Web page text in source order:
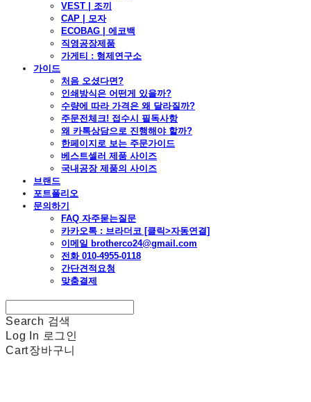
VEST | 조끼
CAP | 모자
ECOBAG | 에코백
직영공장제품
가게티 : 형제연구소
가이드
처음 오셨다면?
인쇄방식은 어떤게 있을까?
수량에 따라 가격은 왜 달라질까?
주문전체크! 접수시 필독사항
왜 카톡상담으로 진행해야 할까?
한페이지로 보는 주문가이드
베스트셀러 제품 사이즈
국내공장 제품의 사이즈
브랜드
포트폴리오
문의하기
FAQ 자주묻는질문
카카오톡 : 브라더코 [클릭>자동연결]
이메일 brotherco24@gmail.com
전화 010-4955-0118
간단견적요청
맞춤결제
Search 검색
Log In 로그인
Cart장바구니